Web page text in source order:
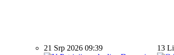
21 Srp 2026 09:39 13